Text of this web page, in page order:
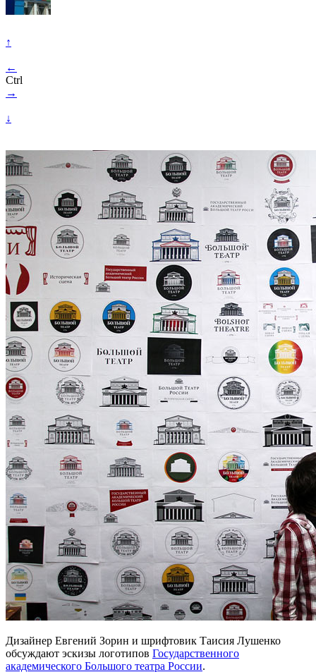
↑
←
Ctrl
→
↓
Дизайнер Евгений Зорин и шрифтовик Таисия Лушенко
обсуждают эскизы логотипов Государственного
академического Большого театра России.